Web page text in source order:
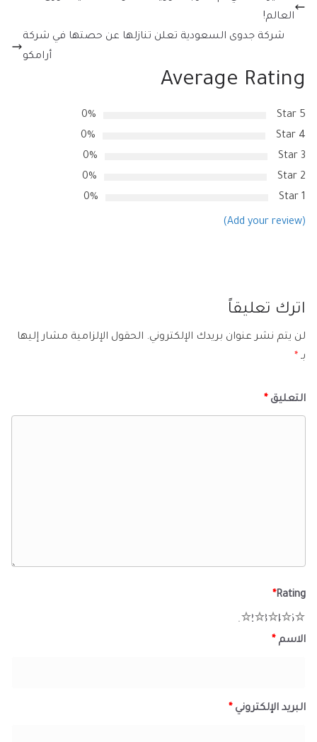
العالم!
شركة جدوى السعودية تعلن تنازلها عن حصتها في شركة
أرامكو
Average Rating
5 Star
0%
4 Star
0%
3 Star
0%
2 Star
0%
1 Star
0%
(Add your review)
اترك تعليقاً
لن يتم نشر عنوان بريدك الإلكتروني. الحقول الإلزامية مشار إليها
بـ *
التعليق *
Rating
*
5
4
3
2
الاسم *
البريد الإلكتروني *